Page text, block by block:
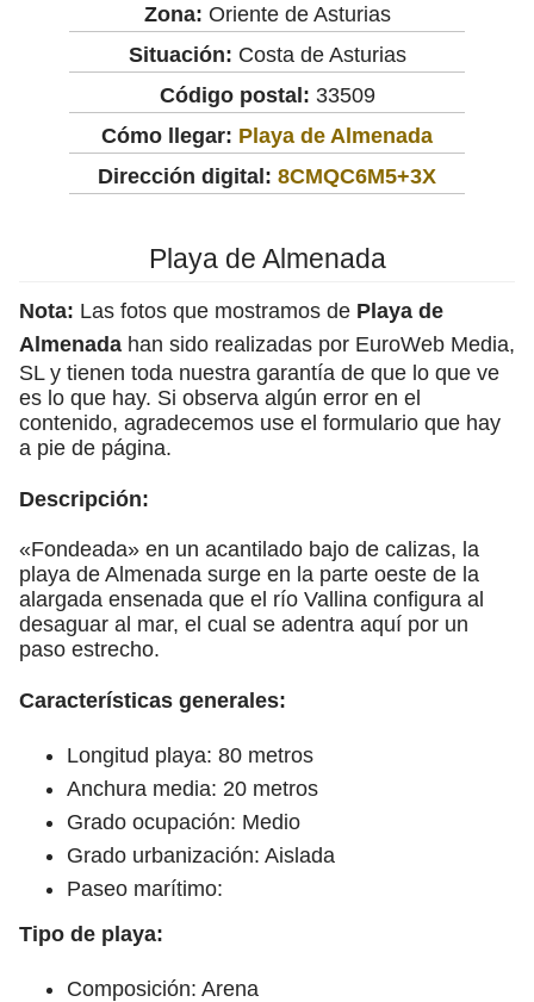
Zona: Oriente de Asturias
Situación: Costa de Asturias
Código postal: 33509
Cómo llegar: Playa de Almenada
Dirección digital: 8CMQC6M5+3X
Playa de Almenada
Nota: Las fotos que mostramos de Playa de
Almenada han sido realizadas por EuroWeb Media,
SL y tienen toda nuestra garantía de que lo que ve
es lo que hay. Si observa algún error en el
contenido, agradecemos use el formulario que hay
a pie de página.
Descripción:
«Fondeada» en un acantilado bajo de calizas, la
playa de Almenada surge en la parte oeste de la
alargada ensenada que el río Vallina configura al
desaguar al mar, el cual se adentra aquí por un
paso estrecho.
Características generales:
Longitud playa: 80 metros
Anchura media: 20 metros
Grado ocupación: Medio
Grado urbanización: Aislada
Paseo marítimo:
Tipo de playa:
Composición: Arena